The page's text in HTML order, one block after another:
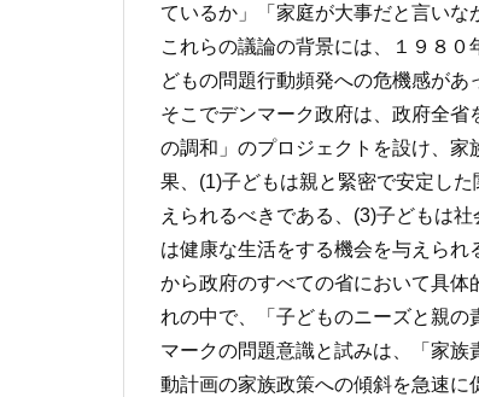
ているか」「家庭が大事だと言いな
これらの議論の背景には、１９８
どもの問題行動頻発への危機感があ
そこでデンマーク政府は、政府全
の調和」のプロジェクトを設け、
果、(1)子どもは親と緊密で安定し
えられるべきである、(3)子どもは
は健康な生活をする機会を与えら
から政府のすべての省において具
れの中で、「子どものニーズと親
マークの問題意識と試みは、「家
動計画の家族政策への傾斜を急速に